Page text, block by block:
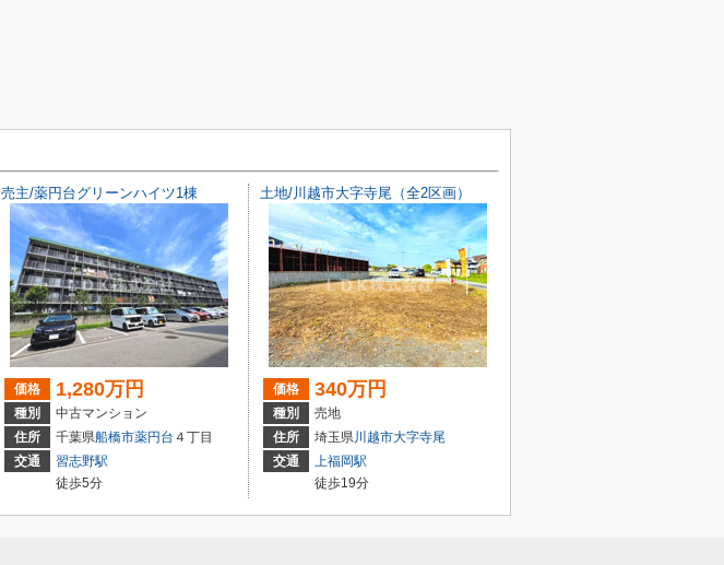
売主/薬円台グリーンハイツ1棟
価格 1,280万円
種別
中古マンション
住所
千葉県船橋市薬円台 ４丁目
交通
習志野駅
徒歩5分
土地/川越市大字寺尾（全2区画）
価格 340万円
種別
売地
住所
埼玉県川越市大字寺尾
交通
上福岡駅
徒歩19分